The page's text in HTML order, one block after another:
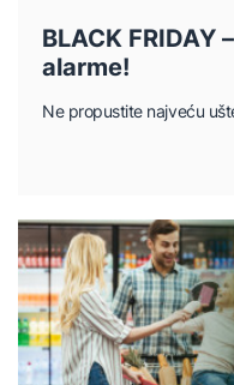
BLACK
alarme!
Ne propustite najveću